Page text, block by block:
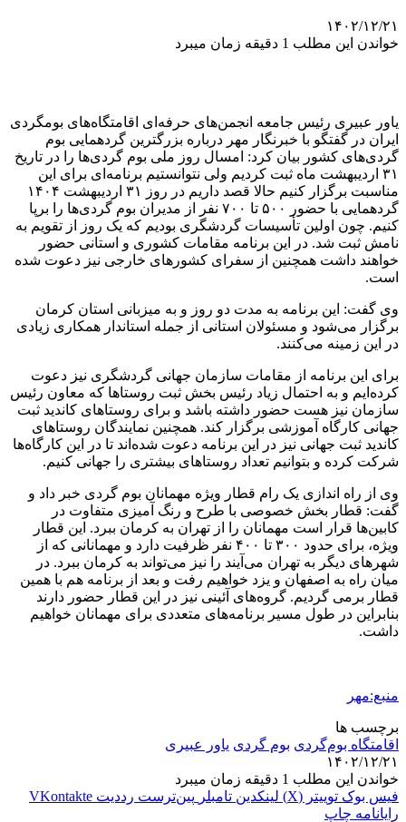
۱۴۰۲/۱۲/۲۱
خواندن این مطلب 1 دقیقه زمان میبرد
یاور عبیری رئیس جامعه انجمن‌های حرفه‌ای اقامتگاه‌های بومگردی
ایران در گفتگو با خبرنگار مهر درباره بزرگترین گردهمایی بوم
گردی‌های کشور بیان کرد: امسال روز ملی بوم گردی‌ها را در تاریخ
۳۱ اردیبهشت ماه ثبت کردیم ولی نتوانستیم برنامه‌ای برای این
مناسبت برگزار کنیم حالا قصد داریم در روز ۳۱ اردیبهشت
گردهمایی با حضور ۵۰۰ تا ۷۰۰ نفر از مدیران بوم گردی‌ها را برپا
کنیم. چون اولین تأسیسات گردشگری بودیم که یک روز از تقویم به
نامش ثبت شد. در این برنامه مقامات کشوری و استانی حضور
خواهند داشت همچنین از سفرای کشورهای خارجی نیز دعوت شده
است.
وی گفت: این برنامه به مدت دو روز و به میزبانی استان کرمان
برگزار می‌شود و مسئولان استانی از جمله استاندار همکاری زیادی
در این زمینه می‌کنند.
برای این برنامه از مقامات سازمان جهانی گردشگری نیز دعوت
کرده‌ایم و به احتمال زیاد رئیس بخش ثبت روستاها که معاون رئیس
سازمان نیز هست حضور داشته باشد و برای روستاهای کاندید ثبت
جهانی کارگاه آموزشی برگزار کند. همچنین نمایندگان روستاهای
کاندید ثبت جهانی نیز در این برنامه دعوت شده‌اند تا در این کارگاه‌ها
شرکت کرده و بتوانیم تعداد روستاهای بیشتری را جهانی کنیم.
وی از راه اندازی یک رام قطار ویژه مهمانان بوم گردی خبر داد و
گفت: قطار بخش خصوصی با طرح و رنگ آمیزی متفاوت در
کابین‌ها قرار است مهمانان را از تهران به کرمان ببرد. این قطار
ویژه، برای حدود ۳۰۰ تا ۴۰۰ نفر ظرفیت دارد و مهمانانی که از
شهرهای دیگر به تهران می‌آیند را نیز می‌تواند به کرمان ببرد. در
میان راه به اصفهان و یزد خواهیم رفت و بعد از برنامه هم با همین
قطار برمی گردیم. گروه‌های آئینی نیز در این قطار حضور دارند
بنابراین در طول مسیر برنامه‌های متعددی برای مهمانان خواهیم
داشت.
منبع:مهر
برچسب ها
اقامتگاه بوم‌گردی بوم گردی یاور عبیری
۱۴۰۲/۱۲/۲۱
خواندن این مطلب 1 دقیقه زمان میبرد
فیس بوک توییتر (X) لینکدین ‫تامبلر ‫پین‌ترست ‫رددیت ‫VKontakte
رایانامه چاپ